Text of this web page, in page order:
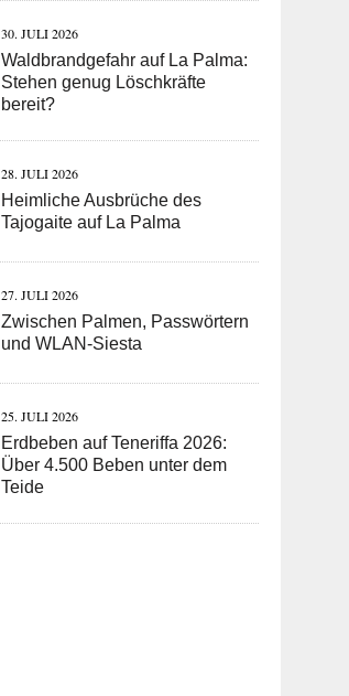
30. JULI 2026
Waldbrandgefahr auf La Palma:
Stehen genug Löschkräfte
bereit?
28. JULI 2026
Heimliche Ausbrüche des
Tajogaite auf La Palma
27. JULI 2026
Zwischen Palmen, Passwörtern
und WLAN-Siesta
25. JULI 2026
Erdbeben auf Teneriffa 2026:
Über 4.500 Beben unter dem
Teide